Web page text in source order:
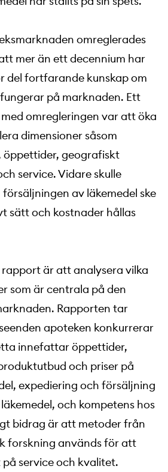
omreglerades
mer än ett decennium har
del fortfarande kunskap om
på marknaden. Ett
omregleringen var att öka
dimensioner såsom
geografiskt
service. Vidare skulle
av läkemedel ske
sätt och kostnader hållas
är att analysera vilka
som är centrala på den
Rapporten tar
apoteken konkurrerar
innefattar öppettider,
och priser på
expediering och försäljning
och kompetens hos
bidrag är att metoder från
forskning används för att
service och kvalitet.